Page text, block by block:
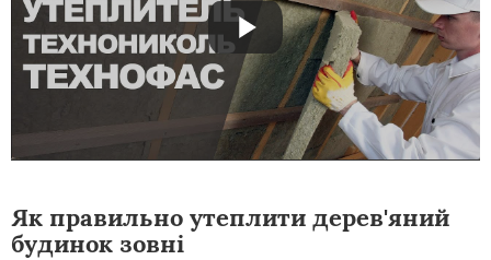
Як правильно утеплити дерев'яний
будинок зовні